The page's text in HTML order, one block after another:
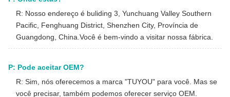
R: Nosso endereço é buliding 3, Yunchuang Valley Southern
Pacific, Fenghuang District, Shenzhen City, Província de
Guangdong, China.Você é bem-vindo a visitar nossa fábrica.
P: Pode aceitar OEM?
R: Sim, nós oferecemos a marca "TUYOU" para você. Mas se
você precisar, também podemos oferecer serviço OEM.